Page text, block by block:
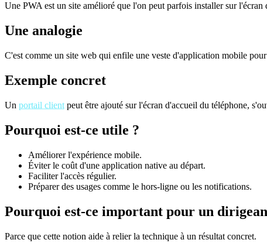
Une PWA est un site amélioré que l'on peut parfois installer sur
Une analogie
C'est comme un site web qui enfile une veste d'application mobile pour
Exemple concret
Un portail client peut être ajouté sur l'écran d'accueil du téléphone,
Pourquoi est-ce utile ?
Améliorer l'expérience mobile.
Éviter le coût d'une application native au départ.
Faciliter l'accès régulier.
Préparer des usages comme le hors-ligne ou les notifications.
Pourquoi est-ce important pour un
Parce que cette notion aide à relier la technique à un résultat concret.